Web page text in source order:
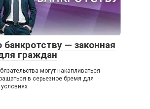
— законная
граждан
могут накапливаться
в серьезное бремя для